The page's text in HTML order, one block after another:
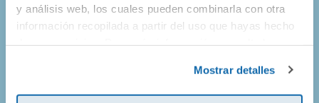
y análisis web, los cuales pueden combinarla con otra
información recopilada a partir del uso que hayas hecho
Mostrar detalles
¡Entérate de todo lo que pasa en
Dideco!
Prometemos no llenarte el buzón de correos, así que solo
vamos a enviarte mails de promociones geniales, de